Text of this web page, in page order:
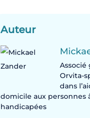
Auteur
Associé
Orvita-
dans
domicile aux personnes
handicapées